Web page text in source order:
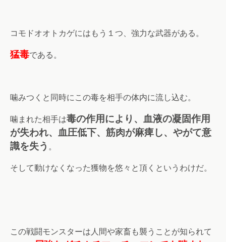
コモドオオトカゲにはもう１つ、強力な武器がある。
猛毒である。
噛みつくと同時にこの毒を相手の体内に流し込む。
噛まれた相手は毒の作用により、血液の凝固作用
が失われ、血圧低下、筋肉が麻痺し、やがて意
識を失う 。
そして動けなくなった獲物を悠々と頂くというわけだ。
この戦闘モンスターは人間や家畜も襲うことが知られて